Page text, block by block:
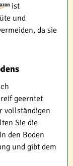
ist
und
da sie
geerntet
vollständigen
Sie die
den Boden
und gibt dem